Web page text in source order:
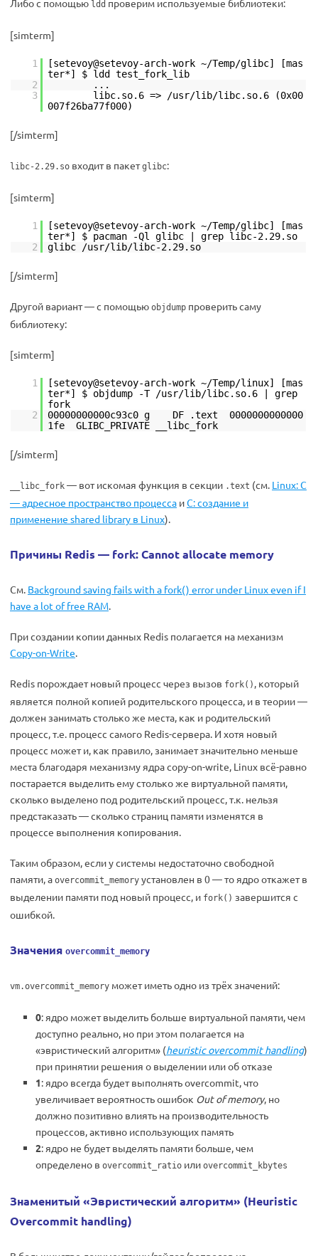
Либо с помощью ldd проверим используемые библиотеки:
[simterm]
1
[setevoy@setevoy-arch-work ~/Temp/glibc] [mas
ter*] $ ldd test_fork_lib
2
...
3
libc.so.6 => /usr/lib/libc.so.6 (0x00
007f26ba77f000)
[/simterm]
libc-2.29.so входит в пакетglibc:
[simterm]
1
[setevoy@setevoy-arch-work ~/Temp/glibc] [mas
ter*] $ pacman -Ql glibc | grep libc-2.29.so
2
glibc /usr/lib/libc-2.29.so
[/simterm]
Другой вариант — с помощью objdump проверить саму
библиотеку:
[simterm]
1
[setevoy@setevoy-arch-work ~/Temp/linux] [mas
ter*] $ objdump -T /usr/lib/libc.so.6 | grep
fork
2
00000000000c93c0 g DF .text 0000000000000
1fe GLIBC_PRIVATE __libc_fork
[/simterm]
__libc_fork — вот искомая функция в секции .text (см. Linux: C
— адресное пространство процесса иC: создание и
применение shared library в Linux).
Причины Redis — fork: Cannot allocate memory
См. Background saving fails with a fork() error under Linux even if I
have a lot of free RAM.
При создании копии данных Redis полагается на механизм
Copy-on-Write.
Redis порождает новый процесс через вызов fork() , который
является полной копией родительского процесса, и в теории —
должен занимать столько же места, как и родительский
процесс, т.е. процесс самого Redis-сервера. И хотя новый
процесс может и, как правило, занимает значительно меньше
места благодаря механизму ядра copy-on-write, Linux всё-равно
постарается выделить ему столько же виртуальной памяти,
сколько выделено под родительский процесс, т.к. нельзя
предстаказать — сколько страниц памяти изменятся в
процессе выполнения копирования.
Таким образом, если у системы недостаточно свободной
памяти, а overcommit_memory установлен в 0 — то ядро откажет в
выделении памяти под новый процесс, и fork() завершится с
ошибкой.
Значения overcommit_memory
vm.overcommit_memory может иметь одно из трёх значений:
0: ядро может выделить больше виртуальной памяти, чем
доступно реально, но при этом полагается на
«эвристический алгоритм» (heuristic overcommit handling)
при принятии решения о выделении или об отказе
1: ядро всегда будет выполнять overcommit, что
увеличивает вероятность ошибок Out of memory, но
должно позитивно влиять на производительность
процессов, активно использующих память
2: ядро не будет выделять памяти больше, чем
определено в overcommit_ratio или overcommit_kbytes
Знаменитый «Эвристический алгоритм» (Heuristic
Overcommit handling)